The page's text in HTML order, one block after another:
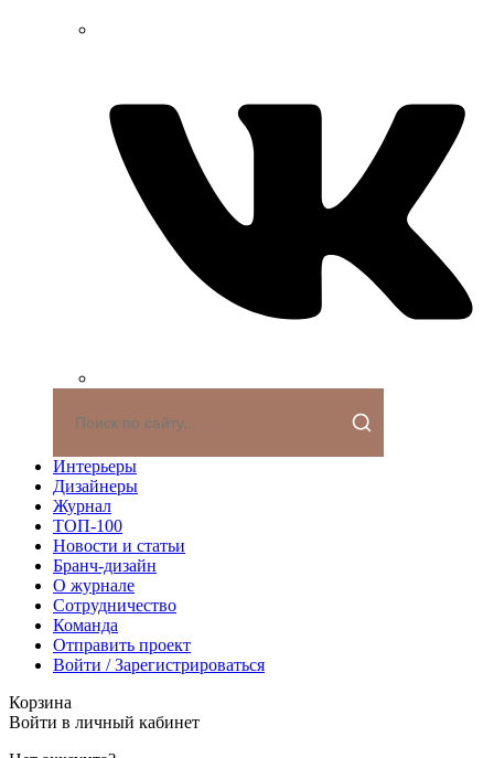
Интерьеры
Дизайнеры
Журнал
ТОП-100
Новости и статьи
Бранч-дизайн
О журнале
Сотрудничество
Команда
Отправить проект
Войти / Зарегистрироваться
Корзина
Войти в личный кабинет